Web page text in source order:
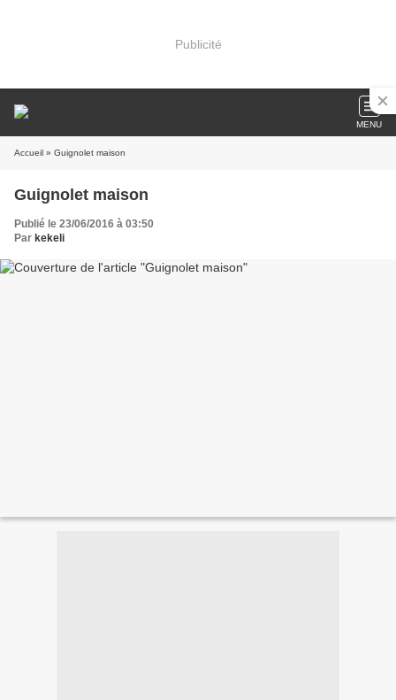
Publicité
MENU
Accueil » Guignolet maison
Guignolet maison
Publié le 23/06/2016 à 03:50
Par kekeli